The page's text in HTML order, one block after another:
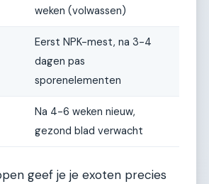
weken (volwassen)
Eerst NPK-mest, na 3-4
dagen pas
sporenelementen
Na 4-6 weken nieuw,
gezond blad verwacht
geef je je exoten precies